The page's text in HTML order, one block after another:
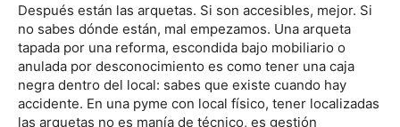
Después están las arquetas. Si son accesibles, mejor. Si
no sabes dónde están, mal empezamos. Una arqueta
tapada por una reforma, escondida bajo mobiliario o
anulada por desconocimiento es como tener una caja
negra dentro del local: sabes que existe cuando hay
accidente. En una pyme con local físico, tener localizadas
las arquetas no es manía de técnico, es gestión